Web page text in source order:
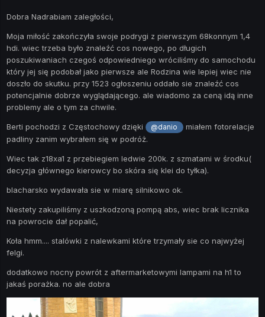
Dobra Nadrabiam zaległości,
Moja miłość zakończyła swoje podrygi z pierwszym 68konnym 1,4
hdi. wiec trzeba było znaleźć cos nowego, po długich
poszukiwaniach czegoś odpowiedniego wróciliśmy do samochodu
który jej się podobał jako pierwsze ale Rodzina wie lepiej wiec nie
doszło do skutku. przy 1523 ogłoszeniu oddało sie znaleźć cos
potencjalnie dobrze wyglądającego. ale wiadomo za ceną idą inne
problemy ale o tym za chwile.
Berti pochodzi z Częstochowy dzięki @danio
miałem fotorelacje
padliny zanim wybrałem się w podróż.
Wiec tak z18xa1 z przebiegiem ledwie 200k. z szmatami w środku(
decyzja głównego kierowcy bo skóra się klei do tyłka).
blacharsko wydawała sie w miarę silnikowo ok.
Niestety zakupiliśmy z uszkodzoną pompą abs, wiec brak licznika
na powrocie dał popalić,
Koła hmm.... stalówki z nalewkami które trzymały sie co najwyżej
felgi.
dodatkowo nocny powrót z aftermarketowymi lampami na h1 to
jakaś porażka. no ale dobra